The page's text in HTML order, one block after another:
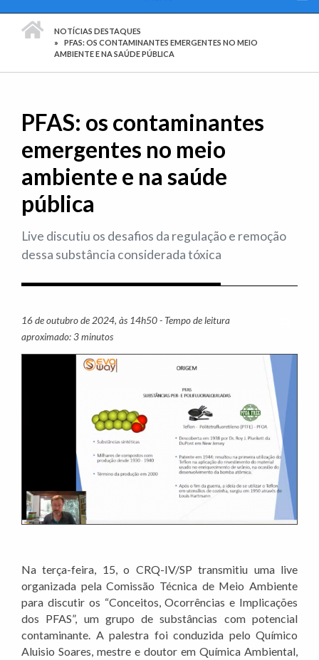
PÁGINA INICIAL
NOTÍCIAS DESTAQUES
PFAS: OS CONTAMINANTES EMERGENTES NO MEIO
AMBIENTE E NA SAÚDE PÚBLICA
PFAS: os contaminantes
emergentes no meio
ambiente e na saúde
pública
Live discutiu os desafios da regulação e remoção
dessa substância considerada tóxica
16 de outubro de 2024, às 14h50 - Tempo de leitura
aproximado: 3 minutos
Na terça-feira, 15, o CRQ-IV/SP transmitiu uma live
organizada pela Comissão Técnica de Meio Ambiente
para discutir os “Conceitos, Ocorrências e Implicações
dos PFAS”, um grupo de substâncias com potencial
contaminante. A palestra foi conduzida pelo Químico
Aluisio Soares, mestre e doutor em Química Ambiental,